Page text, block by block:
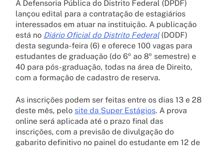
A Defensoria Pública do Distrito Federal (DPDF)
lançou edital para a contratação de estagiários
interessados em atuar na instituição. A publicação
está no Diário Oficial do Distrito Federal(DODF)
desta segunda-feira (6) e oferece 100 vagas para
estudantes de graduação (do 6º ao 8º semestre) e
40 para pós-graduação, todas na área de Direito,
com a formação de cadastro de reserva.
As inscrições podem ser feitas entre os dias 13 e 28
deste mês, pelo site da Super Estágios. A prova
online será aplicada até o prazo final das
inscrições, com a previsão de divulgação do
gabarito definitivo no painel do estudante em 12 de